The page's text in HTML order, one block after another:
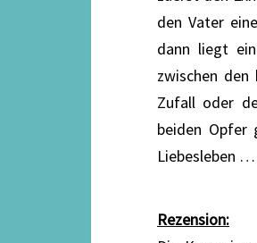
den Vater
dann liegt
zwischen den
Zufall oder
beiden Opfer
Liebesleben …
Rezension: